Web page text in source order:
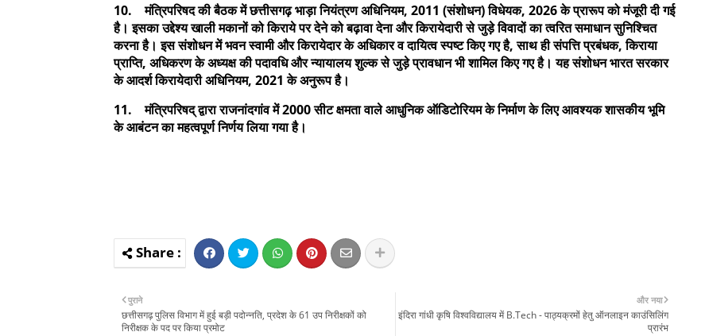
10. मंत्रिपरिषद की बैठक में छत्तीसगढ़ भाड़ा नियंत्रण अधिनियम, 2011 (संशोधन) विधेयक, 2026 के प्रारूप को मंजूरी दी गई
है। इसका उद्देश्य खाली मकानों को किराये पर देने को बढ़ावा देना और किरायेदारी से जुड़े विवादों का त्वरित समाधान सुनिश्चित
करना है। इस संशोधन में भवन स्वामी और किरायेदार के अधिकार व दायित्व स्पष्ट किए गए है, साथ ही संपत्ति प्रबंधक, किराया
प्राप्ति, अधिकरण के अध्यक्ष की पदावधि और न्यायालय शुल्क से जुड़े प्रावधान भी शामिल किए गए है। यह संशोधन भारत सरकार
के आदर्श किरायेदारी अधिनियम, 2021 के अनुरूप है।
11. मंत्रिपरिषद् द्वारा राजनांदगांव में 2000 सीट क्षमता वाले आधुनिक ऑडिटोरियम के निर्माण के लिए आवश्यक शासकीय भूमि
के आबंटन का महत्वपूर्ण निर्णय लिया गया है।
और नया
इंदिरा गांधी कृषि विश्वविद्यालय में B.Tech - पाठ्यक्रमों हेतु ऑनलाइन काउंसिलिंग
प्रारंभ
पुराने
छत्तीसगढ़ पुलिस विभाग में हुई बड़ी पदोन्नति, प्रदेश के 61 उप निरीक्षकों को
निरीक्षक के पद पर किया प्रमोट